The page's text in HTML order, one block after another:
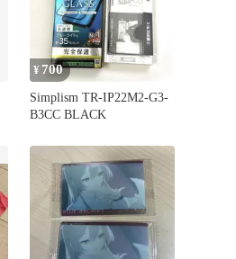
¥ 700
Simplism TR-IP22M2-G3-
B3CC BLACK